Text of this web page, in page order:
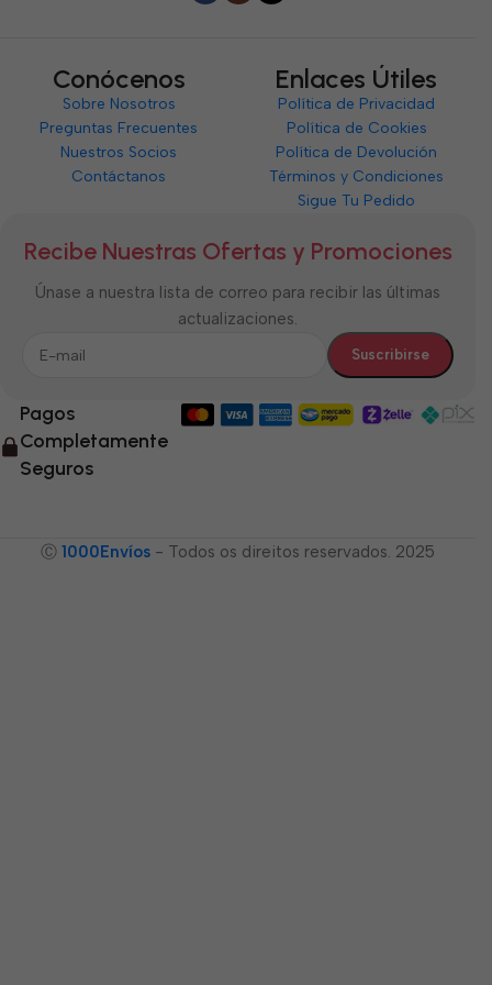
Conócenos
Sobre Nosotros
Preguntas Frecuentes
Nuestros Socios
Contáctanos
Enlaces Útiles
Política de Privacidad
Política de Cookies
Política de Devolución
Términos y Condiciones
Sigue Tu Pedido
Recibe Nuestras Ofertas y Promociones
Únase a nuestra lista de correo para recibir las últimas
actualizaciones.
Pagos
Completamente
Seguros
Ⓒ 1000Envíos - Todos os direitos reservados. 2025